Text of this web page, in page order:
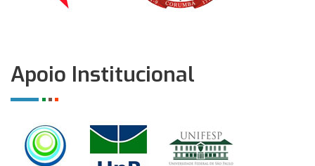
Apoio Institucional